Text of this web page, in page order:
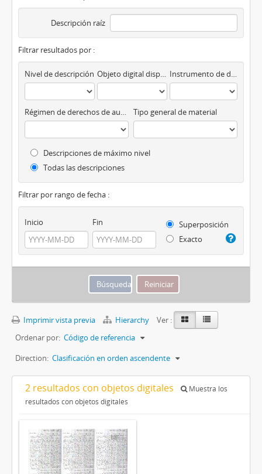
Descripción raíz
Filtrar resultados por :
Nivel de descripción Objeto digital disponibles Instrumento de descripción
Régimen de derechos de autor Tipo general de material
Descripciones de máximo nivel
Todas las descripciones
Filtrar por rango de fecha :
Inicio Fin
Superposición
Exacto
Imprimir vista previa Hierarchy
Ver :
Ordenar por: Código de referencia
Direction: Clasificación en orden ascendente
2 resultados con objetos digitales
Muestra los
resultados con objetos digitales